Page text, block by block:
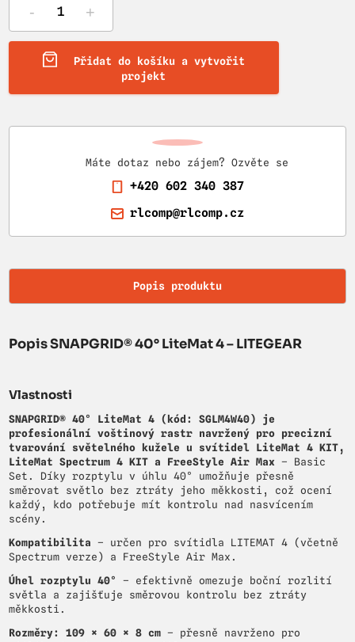
- +
Přidat do košíku a vytvořit
projekt
Máte dotaz nebo zájem? Ozvěte se
+420 602 340 387
rlcomp@rlcomp.cz
Popis produktu
Popis SNAPGRID® 40° LiteMat 4 – LITEGEAR
Vlastnosti
SNAPGRID® 40° LiteMat 4 (kód: SGLM4W40) je
profesionální voštinový rastr navržený pro precizní
tvarování světelného kužele u svítidel LiteMat 4 KIT,
LiteMat Spectrum 4 KIT a FreeStyle Air Max – Basic
Set. Díky rozptylu v úhlu 40° umožňuje přesně
směrovat světlo bez ztráty jeho měkkosti, což ocení
každý, kdo potřebuje mít kontrolu nad nasvícením
scény.
Kompatibilita – určen pro svítidla LITEMAT 4 (včetně
Spectrum verze) a FreeStyle Air Max.
Úhel rozptylu 40°
– efektivně omezuje boční rozlití
světla a zajišťuje směrovou kontrolu bez ztráty
měkkosti.
Rozměry: 109 × 60 × 8 cm – přesně navrženo pro